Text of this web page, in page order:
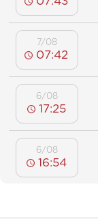
7/08
07:42
6/08
17:25
6/08
16:54